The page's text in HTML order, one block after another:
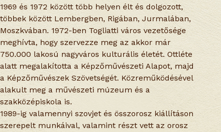
1969 és 1972 között több helyen élt és dolgozott,
többek között Lembergben, Rigában, Jurmalában,
Moszkvában. 1972-ben Togliatti város vezetősége
meghívta, hogy szervezze meg az akkor már
750.000 lakosú nagyváros kulturális életét. Ottléte
alatt megalakította a Képzőművészeti Alapot, majd
a Képzőművészek Szövetségét. Közreműködésével
alakult meg a művészeti múzeum és a
szakközépiskola is.
1989-ig valamennyi szovjet és összorosz kiállításon
szerepelt munkáival, valamint részt vett az orosz